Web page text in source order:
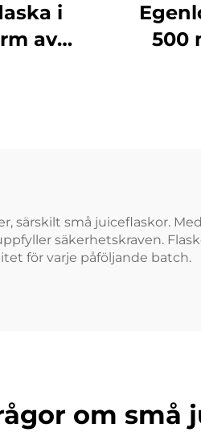
i
av
500
små juiceflaskor.
säkerhetskraven.
för varje påföljande batch.
om små